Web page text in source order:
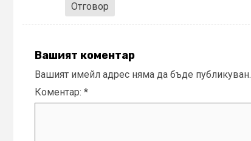
Отговор
Вашият коментар
Вашият имейл адрес няма да бъде публикуван.
Коментар: *